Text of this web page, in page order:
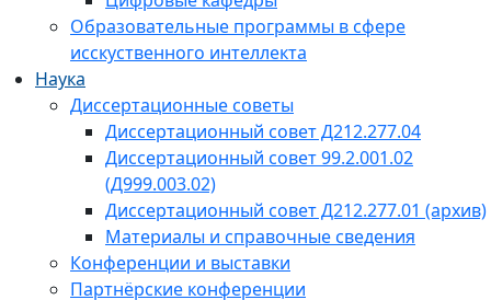
Образовательные программы в сфере
исскуственного интеллекта
Наука
Диссертационные советы
Диссертационный совет Д212.277.04
Диссертационный совет 99.2.001.02
(Д999.003.02)
Диссертационный совет Д212.277.01 (архив)
Материалы и справочные сведения
Конференции и выставки
Партнёрские конференции